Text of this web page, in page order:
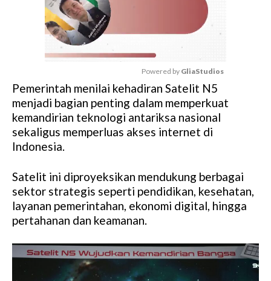
M
u
t
e
Powered by GliaStudios
Pemerintah menilai kehadiran Satelit N5
menjadi bagian penting dalam memperkuat
kemandirian teknologi antariksa nasional
sekaligus memperluas akses internet di
Indonesia.
Satelit ini diproyeksikan mendukung berbagai
sektor strategis seperti pendidikan, kesehatan,
layanan pemerintahan, ekonomi digital, hingga
pertahanan dan keamanan.